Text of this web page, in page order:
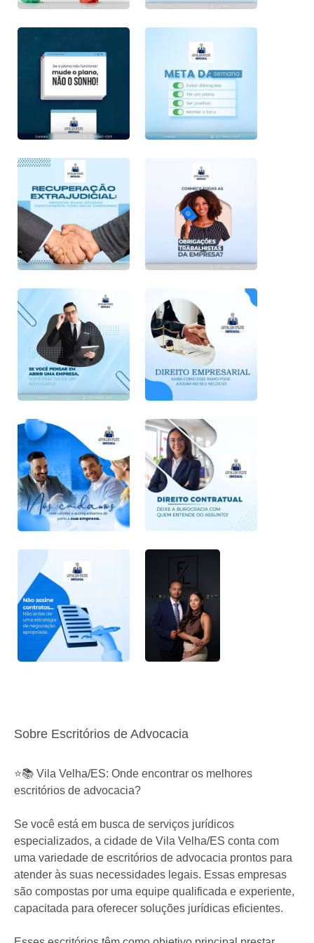
Sobre Escritórios de Advocacia
⭐📚 Vila Velha/ES: Onde encontrar os melhores
escritórios de advocacia?
Se você está em busca de serviços jurídicos
especializados, a cidade de Vila Velha/ES conta com
uma variedade de escritórios de advocacia prontos para
atender às suas necessidades legais. Essas empresas
são compostas por uma equipe qualificada e experiente,
capacitada para oferecer soluções jurídicas eficientes.